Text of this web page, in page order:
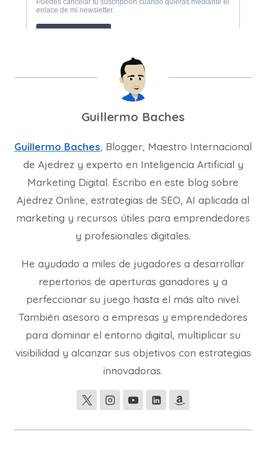
Guillermo Baches
Guillermo Baches, Blogger, Maestro Internacional
de Ajedrez y experto en Inteligencia Artificial y
Marketing Digital. Escribo en este blog sobre
Ajedrez Online, estrategias de SEO, AI aplicada al
marketing y recursos útiles para emprendedores
y profesionales digitales.
He ayudado a miles de jugadores a desarrollar
repertorios de aperturas ganadores y a
perfeccionar su juego hasta el más alto nivel.
También asesoro a empresas y emprendedores
para dominar el entorno digital, multiplicar su
visibilidad y alcanzar sus objetivos con estrategias
innovadoras.